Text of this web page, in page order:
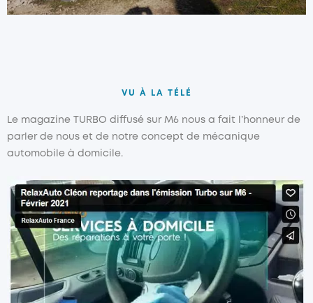
VU À LA TÉLÉ
Le magazine TURBO diffusé sur M6 nous a fait l’honneur de
parler de nous et de notre concept de mécanique
automobile à domicile.